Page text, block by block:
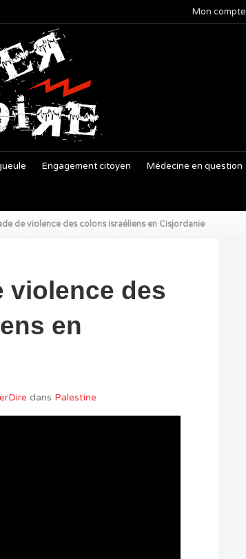
Mon compte
Engagement citoyen Médecine en question
de violence des colons israéliens en Cisjordanie
violence des
en
dans Palestine